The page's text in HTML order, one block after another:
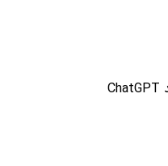
ChatGPT